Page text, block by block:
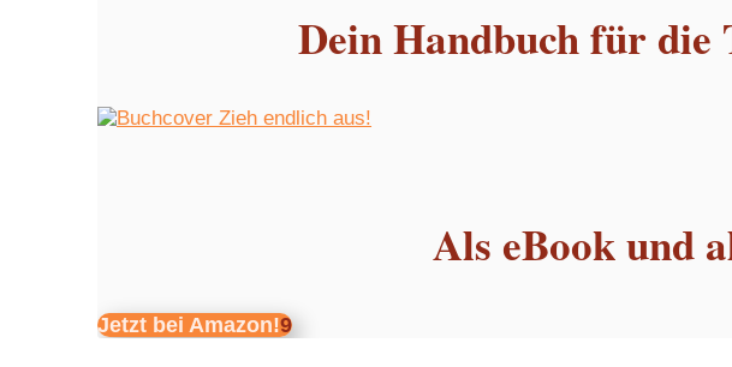
Dein Handbuch für die
Als eBook und
Jetzt bei Amazon!